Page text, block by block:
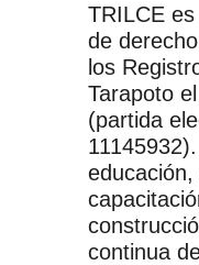
TRILCE
de
los
Tarapoto
(partida
continua